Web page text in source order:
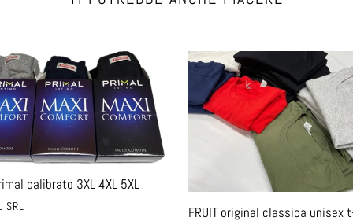
calibrato 3XL 4XL 5XL
SRL
FRUIT
original
classica
unisex
e
donna
FRUIT original classica unisex